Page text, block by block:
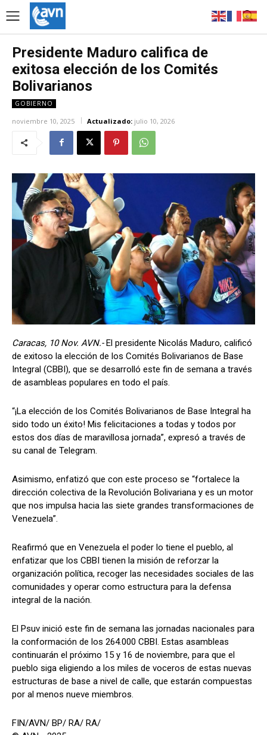
Presidente Maduro califica de
exitosa elección de los Comités
Bolivarianos
GOBIERNO
noviembre 10, 2025 Actualizado: julio 10, 2026
Caracas, 10 Nov. AVN.-El presidente Nicolás Maduro, calificó
de exitoso la elección de los Comités Bolivarianos de Base
Integral (CBBI), que se desarrolló este fin de semana a través
de asambleas populares en todo el país.
“¡La elección de los Comités Bolivarianos de Base Integral ha
sido todo un éxito! Mis felicitaciones a todas y todos por
estos dos días de maravillosa jornada”, expresó a través de
su canal de Telegram.
Asimismo, enfatizó que con este proceso se “fortalece la
dirección colectiva de la Revolución Bolivariana y es un motor
que nos impulsa hacia las siete grandes transformaciones de
Venezuela”.
Reafirmó que en Venezuela el poder lo tiene el pueblo, al
enfatizar que los CBBI tienen la misión de reforzar la
organización política, recoger las necesidades sociales de las
comunidades y operar como estructura para la defensa
integral de la nación.
El Psuv inició este fin de semana las jornadas nacionales para
la conformación de los 264.000 CBBI. Estas asambleas
continuarán el próximo 15 y 16 de noviembre, para que el
pueblo siga eligiendo a los miles de voceros de estas nuevas
estructuras de base a nivel de calle, que estarán compuestas
por al menos nueve miembros.
FIN/AVN/ BP/ RA/ RA/